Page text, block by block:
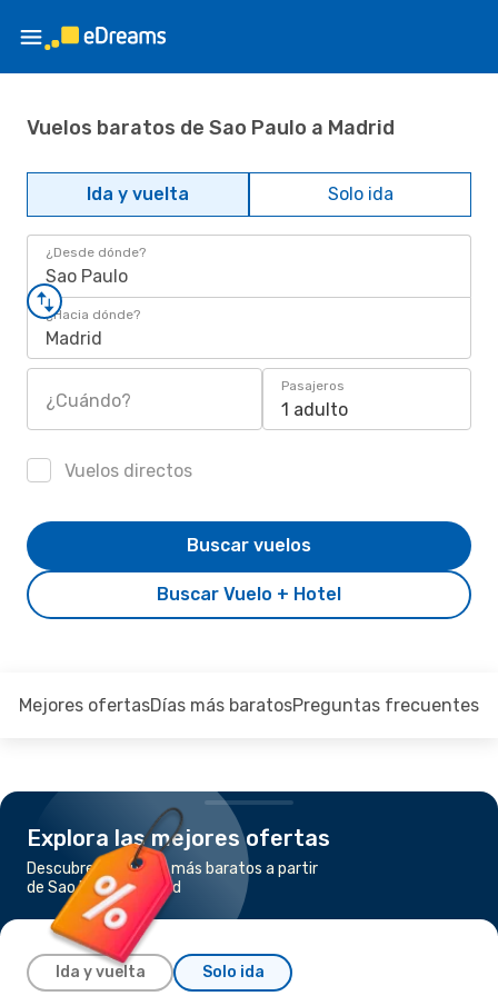
Vuelos baratos de Sao Paulo a Madrid
Ida y vuelta Solo ida
¿Desde dónde?
Sao Paulo
¿Hacia dónde?
Madrid
¿Cuándo?
Pasajeros
1 adulto
Vuelos directos
Buscar Vuelo + Hotel
Buscar vuelos
Mejores ofertasDías más baratosPreguntas frecuentes
Explora las mejores ofertas
Descubre los vuelos más baratos a partir
de Sao Paulo a Madrid
Ida y vuelta Solo ida